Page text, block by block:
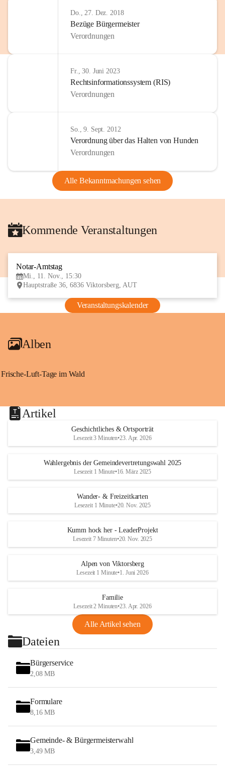
Do., 27. Dez. 2018
Bezüge Bürgermeister
Verordnungen
Fr., 30. Juni 2023
Rechtsinformationssystem (RIS)
Verordnungen
So., 9. Sept. 2012
Verordnung über das Halten von Hunden
Verordnungen
Alle Bekanntmachungen sehen
Kommende Veranstaltungen
Notar-Amtstag
Mi., 11. Nov., 15:30
Hauptstraße 36, 6836 Viktorsberg, AUT
Veranstaltungskalender
Alben
Frische-Luft-Tage im Wald
Artikel
Geschichtliches & Ortsporträt
Lesezeit 3 Minuten•23. Apr. 2026
Wahlergebnis der Gemeindevertretungswahl 2025
Lesezeit 1 Minute•16. März 2025
Wander- & Freizeitkarten
Lesezeit 1 Minute•20. Nov. 2025
Kumm hock her - LeaderProjekt
Lesezeit 7 Minuten•20. Nov. 2025
Alpen von Viktorsberg
Lesezeit 1 Minute•1. Juni 2026
Familie
Lesezeit 2 Minuten•23. Apr. 2026
Alle Artikel sehen
Dateien
Bürgerservice
2,08 MB
Formulare
8,16 MB
Gemeinde- & Bürgermeisterwahl
3,49 MB